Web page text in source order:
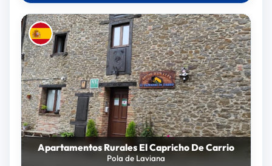
Apartamentos Rurales El Capricho De Carrio
Pola de Laviana